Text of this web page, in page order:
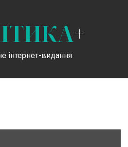
+
інтернет-видання